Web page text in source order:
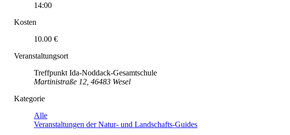
14:00
Kosten
10.00 €
Veranstaltungsort
Treffpunkt Ida-Noddack-Gesamtschule
Martinistraße 12, 46483 Wesel
Kategorie
Alle
Veranstaltungen der Natur- und Landschafts-Guides